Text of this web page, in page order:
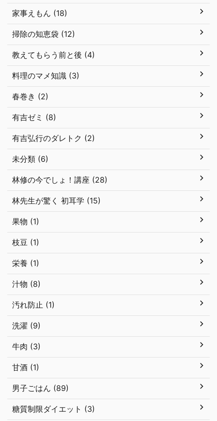
家事えもん (18)
掃除の知恵袋 (12)
教えてもらう前と後 (4)
料理のマメ知識 (3)
春巻き (2)
有吉ゼミ (8)
有吉弘行のダレトク (2)
未分類 (6)
林修の今でしょ！講座 (28)
林先生が驚く 初耳学 (15)
果物 (1)
枝豆 (1)
栄養 (1)
汁物 (8)
汚れ防止 (1)
洗濯 (9)
牛肉 (3)
甘酒 (1)
男子ごはん (89)
糖質制限ダイエット (3)